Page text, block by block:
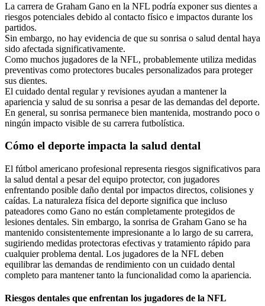
La carrera de Graham Gano en la NFL podría exponer sus dientes a
riesgos potenciales debido al contacto físico e impactos durante los
partidos.
Sin embargo, no hay evidencia de que su sonrisa o salud dental haya
sido afectada significativamente.
Como muchos jugadores de la NFL, probablemente utiliza medidas
preventivas como protectores bucales personalizados para proteger
sus dientes.
El cuidado dental regular y revisiones ayudan a mantener la
apariencia y salud de su sonrisa a pesar de las demandas del deporte.
En general, su sonrisa permanece bien mantenida, mostrando poco o
ningún impacto visible de su carrera futbolística.
Cómo el deporte impacta la salud dental
El fútbol americano profesional representa riesgos significativos para
la salud dental a pesar del equipo protector, con jugadores
enfrentando posible daño dental por impactos directos, colisiones y
caídas. La naturaleza física del deporte significa que incluso
pateadores como Gano no están completamente protegidos de
lesiones dentales. Sin embargo, la sonrisa de Graham Gano se ha
mantenido consistentemente impresionante a lo largo de su carrera,
sugiriendo medidas protectoras efectivas y tratamiento rápido para
cualquier problema dental. Los jugadores de la NFL deben
equilibrar las demandas de rendimiento con un cuidado dental
completo para mantener tanto la funcionalidad como la apariencia.
Riesgos dentales que enfrentan los jugadores de la NFL